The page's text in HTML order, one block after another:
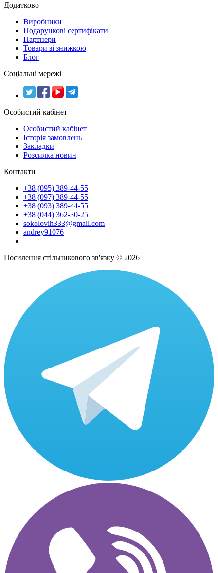
Додатково
Виробники
Подарункові сертифікати
Партнери
Товари зі знижкою
Блог
Соціальні мережі
Особистий кабінет
Особистий кабінет
Історія замовлень
Закладки
Розсилка новин
Контакти
+38 (095) 389-44-55
+38 (097) 389-44-55
+38 (093) 389-44-55
+38 (044) 362-30-25
sokolovih333@gmail.com
andrey91076
Посилення стільникового зв'язку © 2026